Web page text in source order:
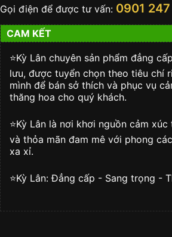
31
champagne
kim
cương
278273-
0026
số
lượng
Gọi điện để được tư vấn: 0901
CAM KẾT
⭐️Kỳ Lân chuyên sản phẩm đẳng
lưu, được tuyển chọn theo tiêu chí
mình để bán sở thích và phục vụ
thăng hoa cho quý khách.
⭐️Kỳ Lân là nơi khơi nguồn cảm xúc
và thỏa mãn đam mê với phong
xa xỉ.
⭐️Kỳ Lân: Đẳng cấp - Sang trọng -